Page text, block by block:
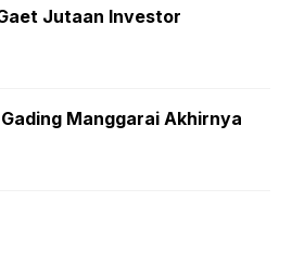
Jutaan Investor
Manggarai Akhirnya